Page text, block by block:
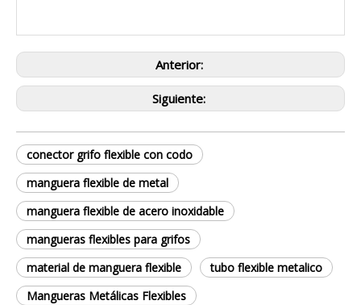
Anterior:
Siguiente:
conector grifo flexible con codo
manguera flexible de metal
manguera flexible de acero inoxidable
mangueras flexibles para grifos
material de manguera flexible
tubo flexible metalico
Mangueras Metálicas Flexibles